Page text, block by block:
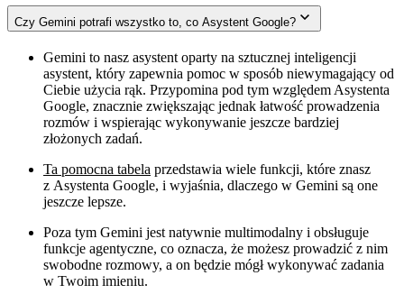
Czy Gemini potrafi wszystko to, co Asystent Google?
Gemini to nasz asystent oparty na sztucznej inteligencji
asystent, który zapewnia pomoc w sposób niewymagający od
Ciebie użycia rąk. Przypomina pod tym względem Asystenta
Google, znacznie zwiększając jednak łatwość prowadzenia
rozmów i wspierając wykonywanie jeszcze bardziej
złożonych zadań.
Ta pomocna tabela przedstawia wiele funkcji, które znasz
z Asystenta Google, i wyjaśnia, dlaczego w Gemini są one
jeszcze lepsze.
Poza tym Gemini jest natywnie multimodalny i obsługuje
funkcje agentyczne, co oznacza, że możesz prowadzić z nim
swobodne rozmowy, a on będzie mógł wykonywać zadania
w Twoim imieniu.